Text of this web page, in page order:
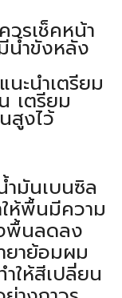
รเช็คหน้า
น้ำขังหลัง
นะนำเตรียม
เตรียม
สูงไว้
ำมันเบนซิล
ให้พื้นมีความ
พื้นลดลง
ยาย้อมผม
ให้สีเปลี่ยน